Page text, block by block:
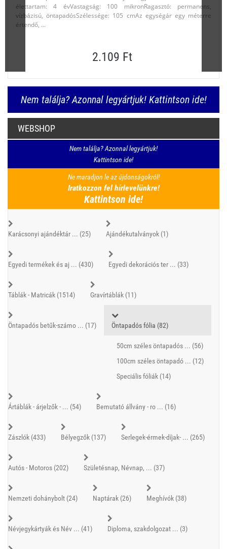
élettartam: 4 évVastagság: 100 mikronRagasztó: permanens,
vízbázisú, öntapadósSzélessége: 105 cmAz egységár egy méterre
értendő, ...
2.109 Ft
Nem találja? Azonnal legyártjuk! Kattintson ide!
WEBSHOP
Nem találja? Azonnal legyártjuk!
Kattintson ide!
Ne maradjon le az újdonságokról!
Iratkozzon fel hírlevelünkre!
Kattintson ide!
Karácsonyi ajándéktár ... (25) Ajándékutalványok (1)
Egyedi termékek és aj ... (430) Egyedi dekorációs ter ... (33)
Táblák - Matricák (1514) Gravírtáblák (11)
Öntapadós betűk-számo ... (17) Öntapadós fólia (82)
50cm széles öntapadós ... (56)
100cm széles öntapadó ... (12)
Speciális fóliák (14)
Ártáblák - árjelzők - ... (54) Bemutató állvány - ro ... (16)
Zászlók (433) Bélyegzők (137) Serlegek-érmek-díjak- ... (265)
Autós - Motoros (202) Születésnap, Névnap, ... (37)
Nemzeti dohánybolt (24) Naptárak (26) Meghívók (38)
Névjegykártyák és Név ... (41) Diploma, szakdolgozat ... (3)